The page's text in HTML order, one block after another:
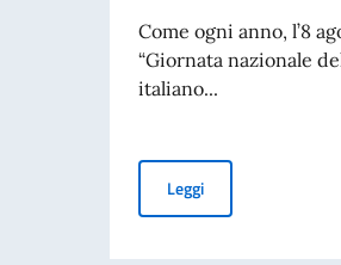
Come ogni anno, l’8
“Giornata nazionale
italiano...
LeggiMessaggio del